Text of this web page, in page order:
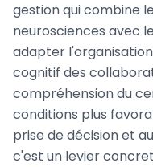
gestion qui combine
neurosciences avec
adapter
cognitif des
compréhension du
conditions plus
prise de décision et
c'est un levier